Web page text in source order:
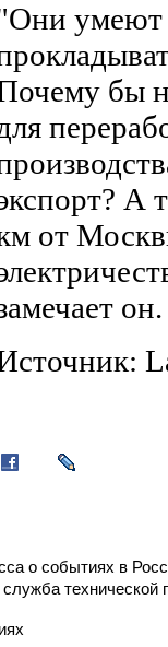
умеют
бы
А
от
он.
о событиях в
технической